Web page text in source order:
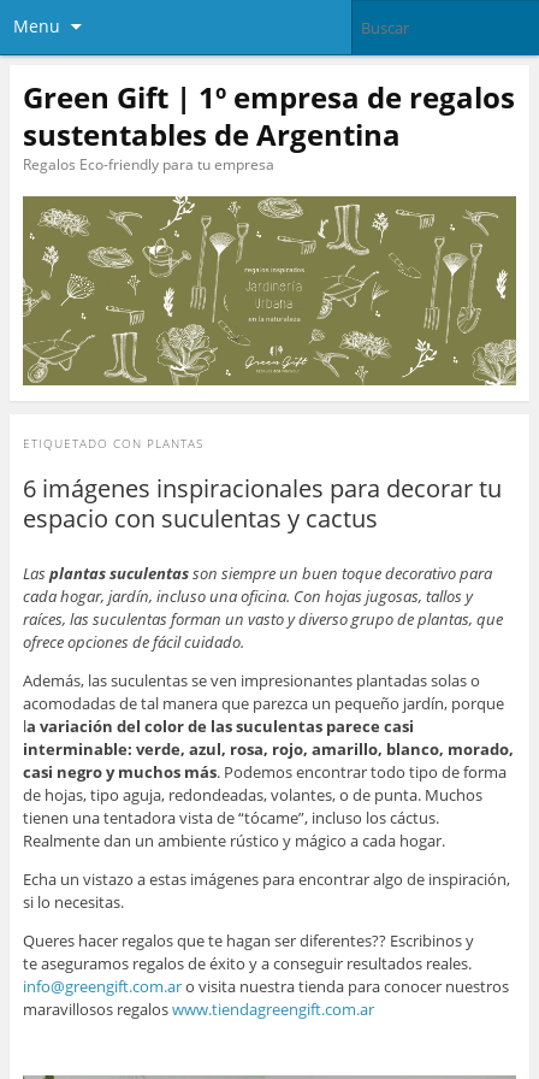
Menu
Green Gift | 1º empresa de regalos
sustentables de Argentina
Regalos Eco-friendly para tu empresa
ETIQUETADO CON PLANTAS
6 imágenes inspiracionales para decorar tu
espacio con suculentas y cactus
Lasplantas suculentasson siempre un buen toque decorativo para
cada hogar, jardín, incluso una oficina. Con hojas jugosas, tallos y
raíces, las suculentas forman un vasto y diverso grupo de plantas, que
ofrece opciones de fácil cuidado.
Además, las suculentas se ven impresionantes plantadas solas o
acomodadas de tal manera que parezca un pequeño jardín, porque
la variación del color de las suculentas parece casi
interminable: verde, azul, rosa, rojo, amarillo, blanco, morado,
casi negro y muchos más. Podemos encontrar todo tipo de forma
de hojas, tipo aguja, redondeadas, volantes, o de punta. Muchos
tienen una tentadora vista de “tócame”, incluso los cáctus.
Realmente dan un ambiente rústico y mágico a cada hogar.
Echa un vistazo a estas imágenes para encontrar algo de inspiración,
si lo necesitas.
Queres hacer regalos que te hagan ser diferentes?? Escribinos y
te aseguramos regalos de éxito y a conseguir resultados reales.
info@greengift.com.aro visita nuestra tienda para conocer nuestros
maravillosos regaloswww.tiendagreengift.com.ar